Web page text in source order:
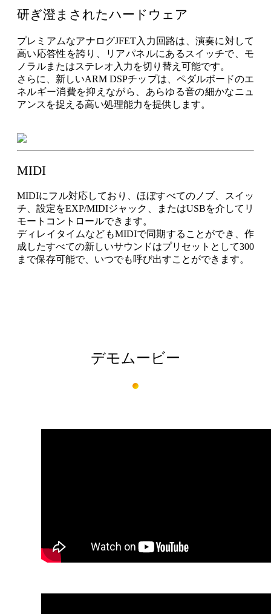
研ぎ澄まされたハードウェア
プレミアムなアナログJFET入力回路は、演奏に対して
高い応答性を誇り、リアパネルにあるスイッチで、モ
ノラルまたはステレオ入力を切り替え可能です。
さらに、新しいARM DSPチップは、ペダルボードのエ
ネルギー消費を抑えながら、あらゆる音の細かなニュ
アンスを捉える高い処理能力を提供します。
MIDI
MIDIにフル対応しており、ほぼすべてのノブ、スイッ
チ、設定をEXP/MIDIジャック、またはUSBを介してリ
モートコントロールできます。
ディレイタイムなどもMIDIで同期することができ、作
成したすべての新しいサウンドはプリセットとして300
まで保存可能で、いつでも呼び出すことができます。
デモムービー